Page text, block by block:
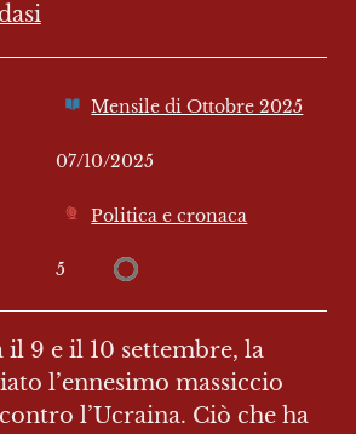
Mensile di Ottobre 2025
07/10/2025
Politica e cronaca
5
9 e il 10 settembre, la
l’ennesimo massiccio
l’Ucraina. Ciò che ha